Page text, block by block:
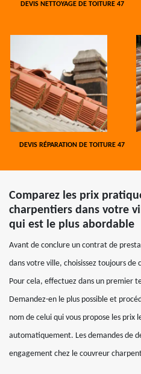
DEVIS NETTOYAGE DE TOITURE 47
DEVIS RÉPARATION DE TOITURE 47
Comparez les prix
charpentiers dans votre
qui est le plus abordable
Avant de conclure un contrat de
dans votre ville, choisissez toujours de
Pour cela, effectuez dans un premier
Demandez-en le plus possible et
nom de celui qui vous propose les prix
automatiquement. Les demandes de
engagement chez le couvreur